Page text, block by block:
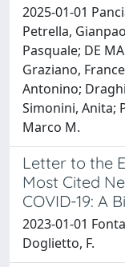
2025-01-01
Petrella,
Pasquale; DE
Graziano,
Antonino;
Simonini, Anita;
Marco M.
Letter to the
Most Cited
COVID-19: A
2023-01-01
Doglietto, F.